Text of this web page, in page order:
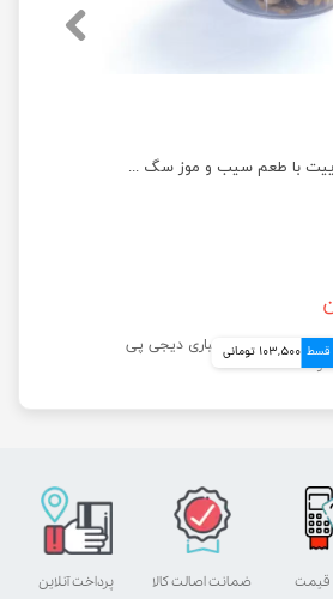
تشویقی بیسکوییت با طعم سیب و موز سگ دودوتی وزن 150 گرم
103,500 تومانی
قیمت پرداخت آنلاین ضمانت اصالت کالا